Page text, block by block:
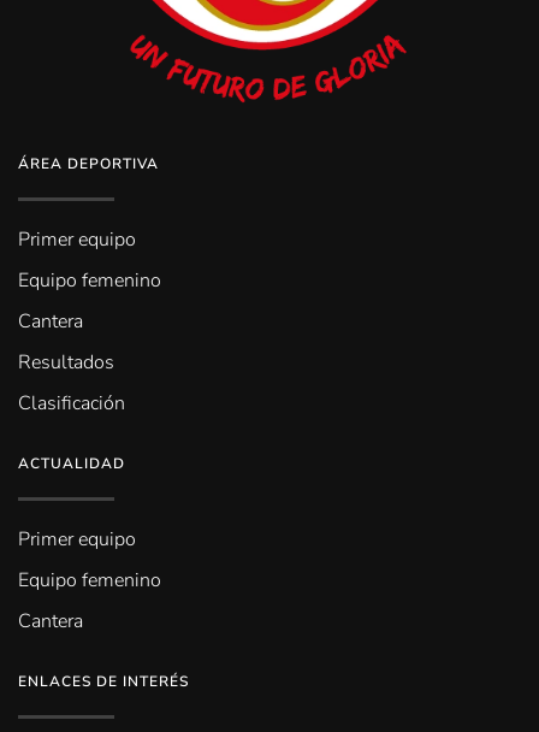
ÁREA DEPORTIVA
Primer equipo
Equipo femenino
Cantera
Resultados
Clasificación
ACTUALIDAD
Primer equipo
Equipo femenino
Cantera
ENLACES DE INTERÉS